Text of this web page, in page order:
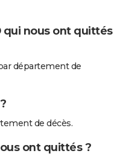
qui nous ont quittés
département de
de décès.
ont quittés ?